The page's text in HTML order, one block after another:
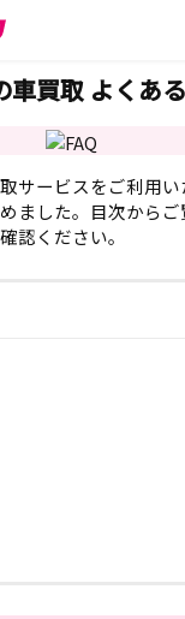
車買取 よくあ
サービスをご利用い
ました。目次から
認ください。